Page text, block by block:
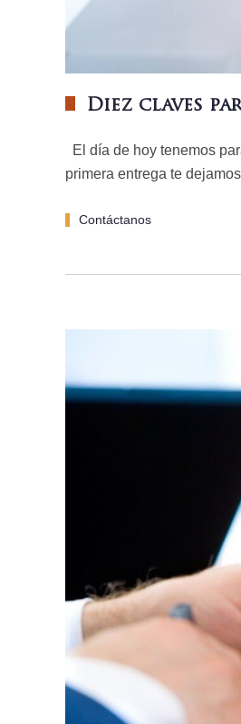
Diez claves
El día de hoy tenemos
primera entrega te
Contáctanos